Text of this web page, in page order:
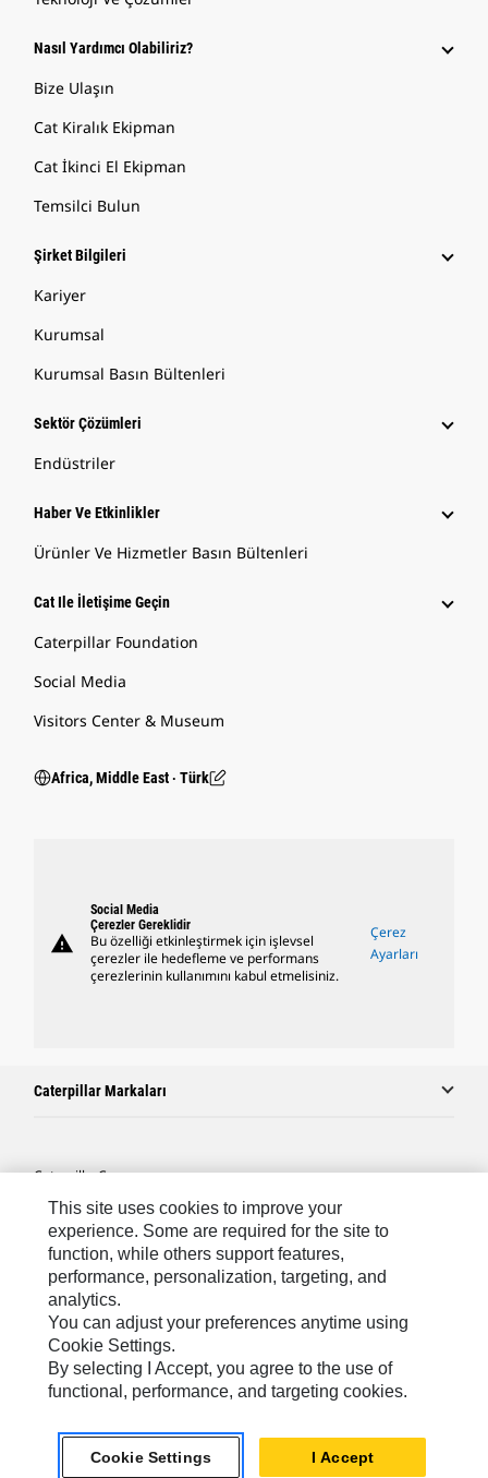
Nasıl Yardımcı Olabiliriz?
Bize Ulaşın
Cat Kiralık Ekipman
Cat İkinci El Ekipman
Temsilci Bulun
Şirket Bilgileri
Kariyer
Kurumsal
Kurumsal Basın Bültenleri
Sektör Çözümleri
Endüstriler
Haber Ve Etkinlikler
Ürünler Ve Hizmetler Basın Bültenleri
Cat Ile İletişime Geçin
Caterpillar Foundation
Social Media
Visitors Center & Museum
Africa, Middle East ‧ Türk
warning
Social Media
Çerezler Gereklidir
Bu özelliği etkinleştirmek için işlevsel
çerezler ile hedefleme ve performans
çerezlerinin kullanımını kabul etmelisiniz.
Çerez
Ayarları
Caterpillar Markaları
Caterpillar.com
Caterpillar Müşteri Hizmetleri Ve Iletişim
Site Haritası
Cookie Settings
Yasal
Gizlilik
Africa, Middle East ‧ Türk © 2026 Caterpillar. Tüm Hakları Saklıdır.
This site uses cookies to improve your
experience. Some are required for the site to
function, while others support features,
performance, personalization, targeting, and
analytics.
You can adjust your preferences anytime using
Cookie Settings.
By selecting I Accept, you agree to the use of
functional, performance, and targeting cookies.
Cookie Settings I Accept